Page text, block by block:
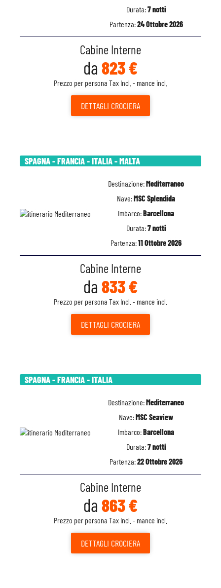
Durata:7 notti
Partenza:24 Ottobre 2026
Cabine Interne
da 823 €
Prezzo per persona Tax Incl. - mance incl.
DETTAGLI CROCIERA
SPAGNA - FRANCIA - ITALIA - MALTA
Destinazione:Mediterraneo
Nave:MSC Splendida
Imbarco:Barcellona
Durata:7 notti
Partenza:11 Ottobre 2026
Cabine Interne
da 833 €
Prezzo per persona Tax Incl. - mance incl.
DETTAGLI CROCIERA
SPAGNA - FRANCIA - ITALIA
Destinazione:Mediterraneo
Nave:MSC Seaview
Imbarco:Barcellona
Durata:7 notti
Partenza:22 Ottobre 2026
Cabine Interne
da 863 €
Prezzo per persona Tax Incl. - mance incl.
DETTAGLI CROCIERA